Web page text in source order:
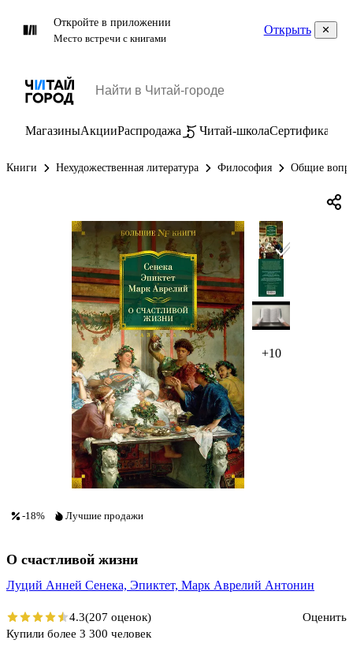
Откройте в приложении
Место встречи с книгами
Открыть
МагазиныАкцииРаспродажа Читай-школаСертификаты
Книги Нехудожественная литература Философия Общие
+10
-18% Лучшие продажи
О счастливой жизни
Луций Анней Сенека, Эпиктет, Марк Аврелий Антонин
4.3(207 оценок)
Оценить
Купили более 3 300 человек